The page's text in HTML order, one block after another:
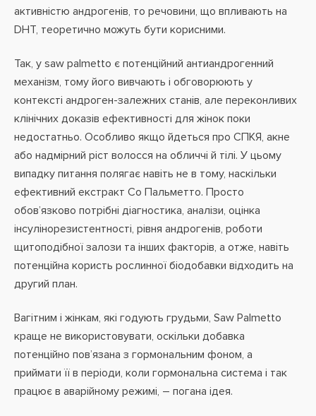
активністю андрогенів, то речовини, що впливають на
DHT, теоретично можуть бути корисними.
Так, у saw palmetto є потенційний антиандрогенний
механізм, тому його вивчають і обговорюють у
контексті андроген-залежних станів, але переконливих
клінічних доказів ефективності для жінок поки
недостатньо. Особливо якщо йдеться про СПКЯ, акне
або надмірний ріст волосся на обличчі й тілі. У цьому
випадку питання полягає навіть не в тому, наскільки
ефективний екстракт Со Пальметто. Просто
обов’язково потрібні діагностика, аналізи, оцінка
інсулінорезистентності, рівня андрогенів, роботи
щитоподібної залози та інших факторів, а отже, навіть
потенційна користь рослинної біодобавки відходить на
другий план.
Вагітним і жінкам, які годують грудьми, Saw Palmetto
краще не використовувати, оскільки добавка
потенційно пов’язана з гормональним фоном, а
приймати її в періоди, коли гормональна система і так
працює в аварійному режимі, – погана ідея.